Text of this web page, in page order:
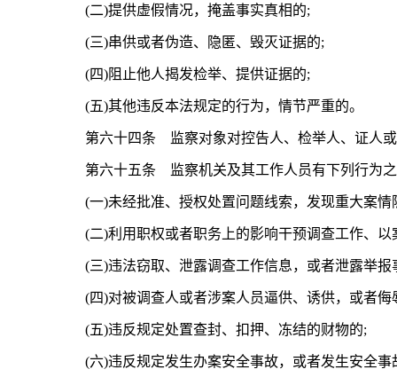
(二)提供虚假情况，掩盖事实真相的;
(三)串供或者伪造、隐匿、毁灭证据的;
(四)阻止他人揭发检举、提供证据的;
(五)其他违反本法规定的行为，情节严重的。
第六十四条 监察对象对控告人、检举人、证人或
第六十五条 监察机关及其工作人员有下列行为之
(一)未经批准、授权处置问题线索，发现重大案情
(二)利用职权或者职务上的影响干预调查工作、以
(三)违法窃取、泄露调查工作信息，或者泄露举报
(四)对被调查人或者涉案人员逼供、诱供，或者侮
(五)违反规定处置查封、扣押、冻结的财物的;
(六)违反规定发生办案安全事故，或者发生安全事